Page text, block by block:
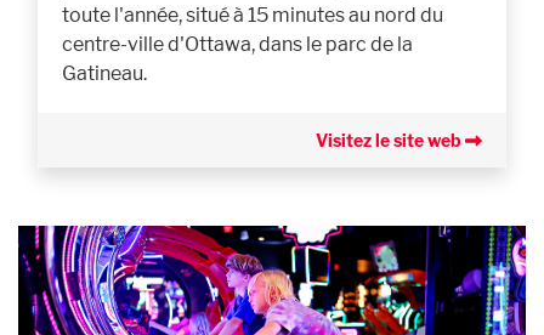
toute l'année, situé à 15 minutes au nord du
centre-ville d'Ottawa, dans le parc de la
Gatineau.
Visitez le site web